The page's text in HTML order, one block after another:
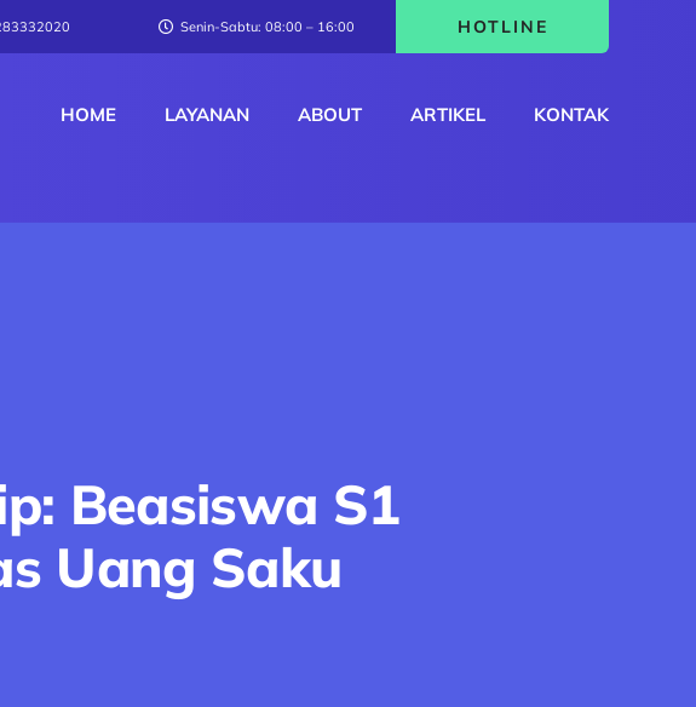
Senin-Sabtu: 08:00 – 16:00 HOTLINE
HOME LAYANAN ABOUT ARTIKEL KONTAK
Beasiswa S1
Uang Saku